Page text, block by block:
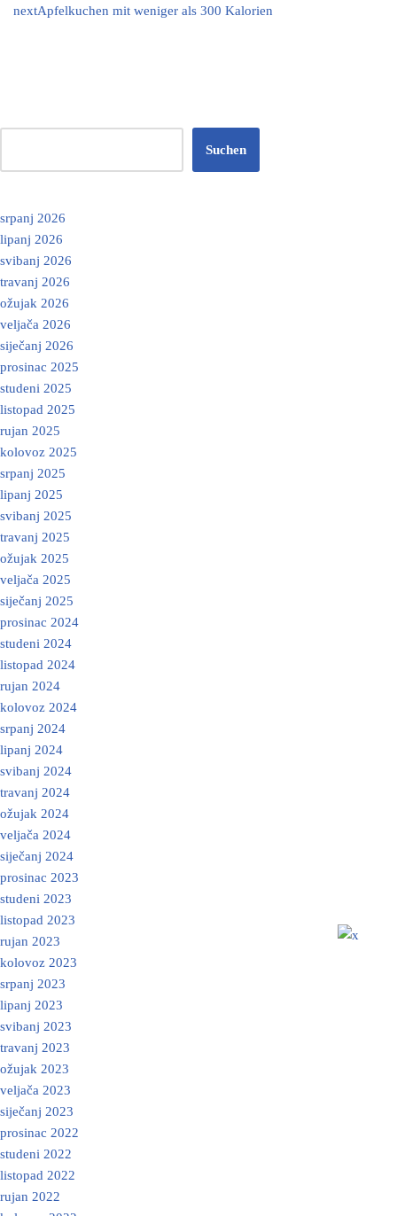
nextApfelkuchen mit weniger als 300 Kalorien
Suchen
srpanj 2026
lipanj 2026
svibanj 2026
travanj 2026
ožujak 2026
veljača 2026
siječanj 2026
prosinac 2025
studeni 2025
listopad 2025
rujan 2025
kolovoz 2025
srpanj 2025
lipanj 2025
svibanj 2025
travanj 2025
ožujak 2025
veljača 2025
siječanj 2025
prosinac 2024
studeni 2024
listopad 2024
rujan 2024
kolovoz 2024
srpanj 2024
lipanj 2024
svibanj 2024
travanj 2024
ožujak 2024
veljača 2024
siječanj 2024
prosinac 2023
studeni 2023
listopad 2023
rujan 2023
kolovoz 2023
srpanj 2023
lipanj 2023
svibanj 2023
travanj 2023
ožujak 2023
veljača 2023
siječanj 2023
prosinac 2022
studeni 2022
listopad 2022
rujan 2022